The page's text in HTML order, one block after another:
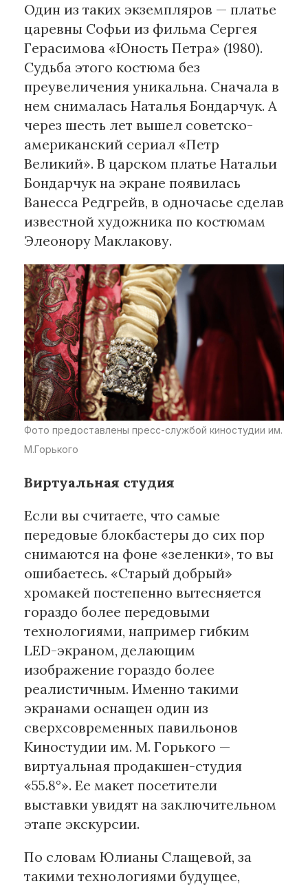
Один из таких экземпляров — платье
царевны Софьи из фильма Сергея
Герасимова «Юность Петра» (1980).
Судьба этого костюма без
преувеличения уникальна. Сначала в
нем снималась Наталья Бондарчук. А
через шесть лет вышел советско-
американский сериал «Петр
Великий». В царском платье Натальи
Бондарчук на экране появилась
Ванесса Редгрейв, в одночасье сделав
известной художника по костюмам
Элеонору Маклакову.
Фото предоставлены пресс-службой киностудии им.
М.Горького
Виртуальная студия
Если вы считаете, что самые
передовые блокбастеры до сих пор
снимаются на фоне «зеленки», то вы
ошибаетесь. «Старый добрый»
хромакей постепенно вытесняется
гораздо более передовыми
технологиями, например гибким
LED-экраном, делающим
изображение гораздо более
реалистичным. Именно такими
экранами оснащен один из
сверхсовременных павильонов
Киностудии им. М. Горького —
виртуальная продакшен-студия
«55.8°». Ее макет посетители
выставки увидят на заключительном
этапе экскурсии.
По словам Юлианы Слащевой, за
такими технологиями будущее,